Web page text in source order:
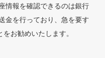
情報を確認できるのは銀行
金を行っており、急を要す
お勧めいたします。